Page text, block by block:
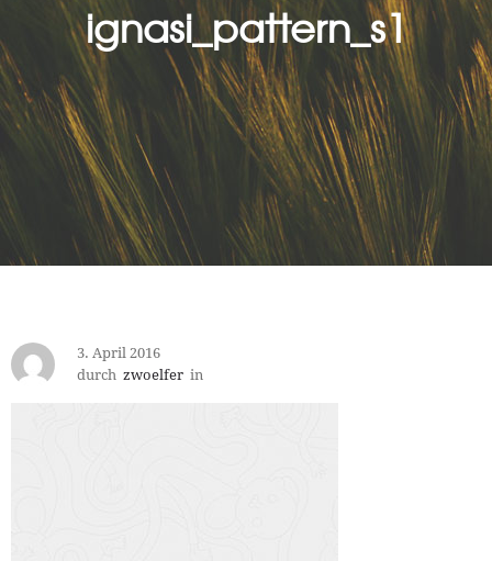
ignasi_pattern_s1
3. April 2016
durch zwoelfer in